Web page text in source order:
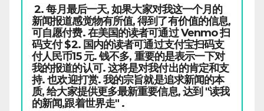
2. 每月最后一天, 如果大家对我这一个月的
新闻报道感觉物有所值, 得到了有价值的信息,
可自愿付费. 在美国的读者可通过 Venmo 扫
码支付 $2. 国内的读者可通过支付宝扫码支
付人民币15 元. 钱不多, 重要的是表示一下对
我的报道的认可. 这将是对我付出的肯定和支
持. 也欢迎打赏. 我的宗旨就是追求新闻的本
质, 给大家提供更多最新重要信息, 达到 "读我
的新闻,跟着世界走" .